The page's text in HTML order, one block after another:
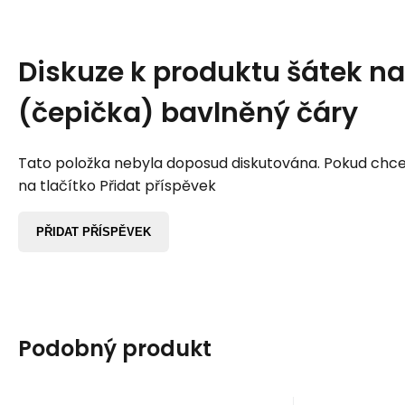
Diskuze k produktu šátek
(čepička) bavlněný čáry
Tato položka nebyla doposud diskutována. Pokud
na tlačítko Přidat příspěvek
PŘIDAT PŘÍSPĚVEK
Podobný produkt